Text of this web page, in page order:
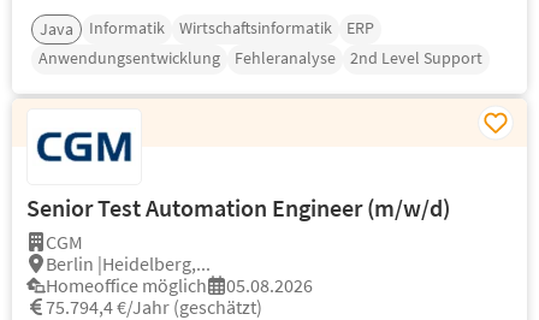
Java Informatik Wirtschaftsinformatik
ERP
Anwendungsentwicklung
Fehleranalyse 2nd Level Support
Senior Test Automation Engineer (m/w/d)
CGM
Berlin |Heidelberg,...
Homeoffice möglich
05.08.2026
75.794,4 €/Jahr (geschätzt)